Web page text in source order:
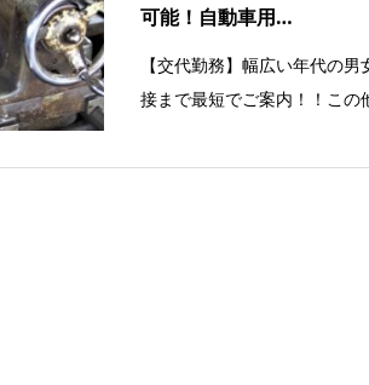
可能！自動車用…
【交代勤務】幅広い年代の
接まで最短でご案内！！こ